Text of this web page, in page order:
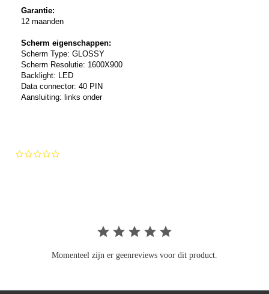
Garantie:
12 maanden
Scherm eigenschappen:
Scherm Type: GLOSSY
Scherm Resolutie: 1600X900
Backlight: LED
Data connector: 40 PIN
Aansluiting: links onder
Momenteel zijn er geenreviews voor dit product.